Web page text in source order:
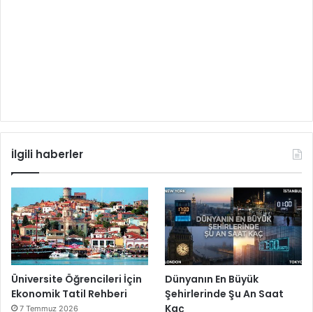
İlgili haberler
Üniversite Öğrencileri İçin
Ekonomik Tatil Rehberi
7 Temmuz 2026
Dünyanın En Büyük
Şehirlerinde Şu An Saat
Kaç